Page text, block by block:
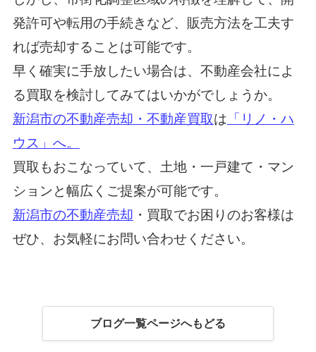
発許可や転用の手続きなど、販売方法を工夫す
れば売却することは可能です。
早く確実に手放したい場合は、不動産会社によ
る買取を検討してみてはいかがでしょうか。
新潟市の不動産売却・不動産買取は 「リノ・ハ
ウス」へ。
買取もおこなっていて、土地・一戸建て・マン
ションと幅広くご提案が可能です。
新潟市の不動産売却 ・買取でお困りのお客様は
ぜひ、お気軽にお問い合わせください。
ブログ一覧ページへもどる